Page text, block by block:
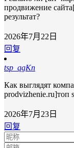
продвижение
результат?
2026年7月22日
回复
tsp_qgKn
Как выглядят
prodvizhenie.ru]топ
2026年7月23日
回复